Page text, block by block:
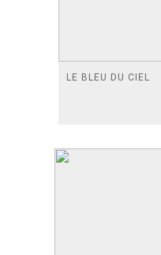
LE BLEU DU CIEL